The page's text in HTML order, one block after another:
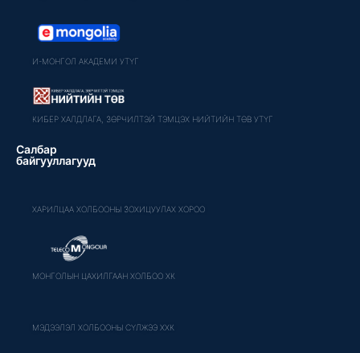
И-МОНГОЛ АКАДЕМИ УТҮГ
КИБЕР ХАЛДЛАГА, ЗӨРЧИЛТЭЙ ТЭМЦЭХ НИЙТИЙН ТӨВ УТҮГ
Салбар
байгууллагууд
ХАРИЛЦАА ХОЛБООНЫ ЗОХИЦУУЛАХ ХОРОО
МОНГОЛЫН ЦАХИЛГААН ХОЛБОО ХК
МЭДЭЭЛЭЛ ХОЛБООНЫ СҮЛЖЭЭ ХХК